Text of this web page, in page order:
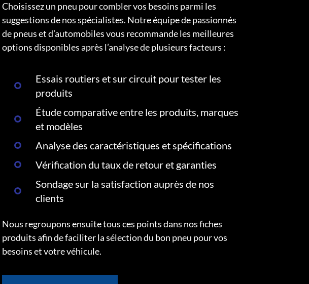
Choisissez un pneu pour combler vos besoins parmi les
suggestions de nos spécialistes. Notre équipe de passionnés
de pneus et d’automobiles vous recommande les meilleures
options disponibles après l’analyse de plusieurs facteurs :
Essais routiers et sur circuit pour tester les
produits
Étude comparative entre les produits, marques
et modèles
Analyse des caractéristiques et spécifications
Vérification du taux de retour et garanties
Sondage sur la satisfaction auprès de nos
clients
Nous regroupons ensuite tous ces points dans nos fiches
produits afin de faciliter la sélection du bon pneu pour vos
besoins et votre véhicule.